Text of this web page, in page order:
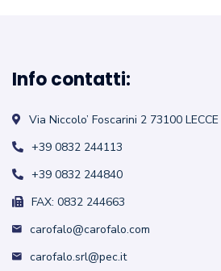
Info contatti:
Via Niccolo’ Foscarini 2 73100 LECCE
+39 0832 244113
+39 0832 244840
FAX: 0832 244663
carofalo@carofalo.com
carofalo.srl@pec.it